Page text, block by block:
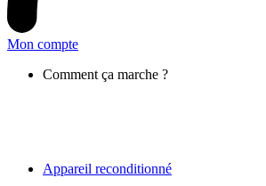
Mon compte
Comment ça marche ?
Appareil reconditionné